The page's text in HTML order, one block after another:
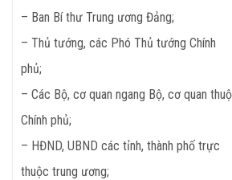
– Ban Bí thư Trung ương Đảng;
– Thủ tướng, các Phó Thủ tướng Chính
phủ;
– Các Bộ, cơ quan ngang Bộ, cơ quan
Chính phủ;
– HĐND, UBND các tỉnh, thành phố trực
thuộc trung ương;